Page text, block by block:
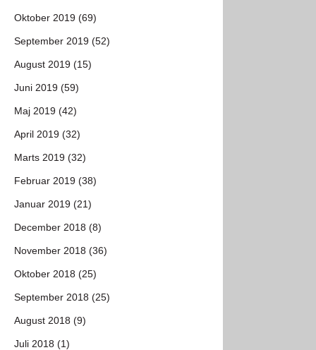
Oktober 2019 (69)
September 2019 (52)
August 2019 (15)
Juni 2019 (59)
Maj 2019 (42)
April 2019 (32)
Marts 2019 (32)
Februar 2019 (38)
Januar 2019 (21)
December 2018 (8)
November 2018 (36)
Oktober 2018 (25)
September 2018 (25)
August 2018 (9)
Juli 2018 (1)